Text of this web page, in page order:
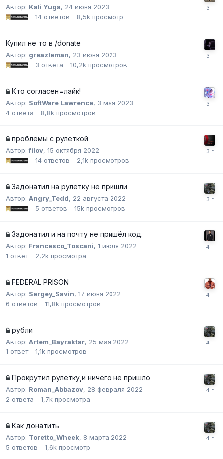
Автор: Kali Yuga, 24 июня 2023
14 ответов 8,5k просмотр
Купил не то в /donate
Автор: greazleman, 23 июня 2023
3 ответа 10,2k просмотров
Кто согласен=лайк!
Автор: SoftWare Lawrence, 3 мая 2023
4 ответа 8,8k просмотров
проблемы с рулеткой
Автор:filov, 15 октября 2022
14 ответов 2,1k просмотров
Задонатил на рулетку не пришли
Автор: Angry_Tedd, 22 августа 2022
5 ответов 15k просмотров
Задонатил и на почту не пришёл код.
Автор: Francesco_Toscani, 1 июля 2022
1 ответ 2,2k просмотра
FEDERAL PRISON
Автор: Sergey_Savin, 17 июня 2022
6 ответов 11,8k просмотров
рубли
Автор: Artem_Bayraktar, 25 мая 2022
1 ответ 1,1k просмотров
Прокрутил рулетку,и ничего не пришло
Автор: Roman_Abbazov, 28 февраля 2022
2 ответа 1,7k просмотра
Как донатить
Автор: Toretto_Wheek, 8 марта 2022
5 ответов 1,6k просмотр